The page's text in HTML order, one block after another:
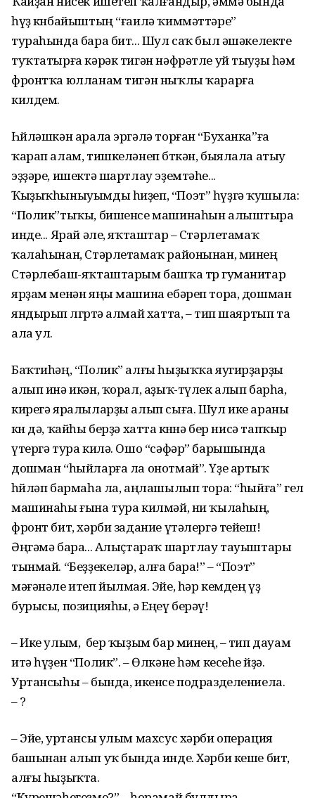
һүҙ көнбайыштың “ғаилә ҡиммәттәре”
тураһында бара бит... Шул саҡ был әшәкелекте
туҡтатырға кәрәк тигән нәфрәтле уй тыуҙы һәм
фронтҡа юлланам тигән ныҡлы ҡарарға
килдем.
Һөйләшкән арала эргәлә торған “Буханка”ға
ҡарап алам, тишкеләнеп бөткән, быялала атыу
эҙҙәре, ишектә шартлау эҙемтәһе...
Ҡыҙыҡһыныуымды һиҙеп, “Поэт” һүҙгә ҡушыла:
“Полик”тыҡы, бишенсе машинаһын алыштыра
инде... Ярай әле, яҡташтар – Стәрлетамаҡ
ҡалаһынан, Стәрлетамаҡ районынан, минең
Стәрлебаш-яҡташтарым башҡа төр гуманитар
ярҙам менән яңы машина ебәреп тора, дошман
яндырып өлгөртә алмай хатта, – тип шаяртып та
ала ул.
Баҡтиһәң, “Полик” алғы һыҙыҡҡа яугирҙарҙы
алып инә икән, ҡорал, аҙыҡ-түлек алып барһа,
кирегә яралыларҙы алып сыға. Шул ике араны
көн дә, ҡайһы берҙә хатта көнөнә бер нисә тапҡыр
үтергә тура килә. Ошо “сәфәр” барышында
дошман “һыйларға ла онотмай”. Үҙе артыҡ
һөйләп бармаһа ла, аңлашылып тора: “һыйға” гел
машинаһы ғына тура килмәй, ни ҡылаһың,
фронт бит, хәрби задание үтәлергә тейеш!
Әңгәмә бара... Алыҫтараҡ шартлау тауыштары
тынмай. “Беҙҙекеләр, алға бара!” – “Поэт”
мәғәнәле итеп йылмая. Эйе, һәр кемдең үҙ
бурысы, позицияһы, ә Еңеү берәү!
– Ике улым, бер ҡыҙым бар минең, – тип дауам
итә һүҙен “Полик”. – Өлкәне һәм кесеһе өйҙә.
Уртансыһы – бында, икенсе подразделениела.
– ?
– Эйе, уртансы улым махсус хәрби операция
башынан алып уҡ бында инде. Хәрби кеше бит,
алғы һыҙыҡта.